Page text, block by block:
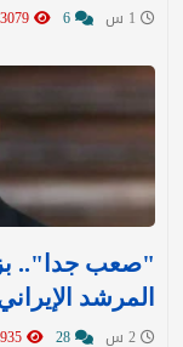
"صعب جدا"..
المرشد